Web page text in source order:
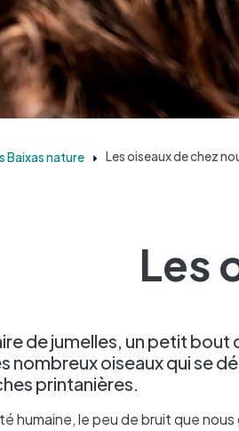
Baixas nature Les oiseaux de chez
Les
de jumelles, un petit
nombreux oiseaux qui se
printanières.
humaine, le peu de bruit que